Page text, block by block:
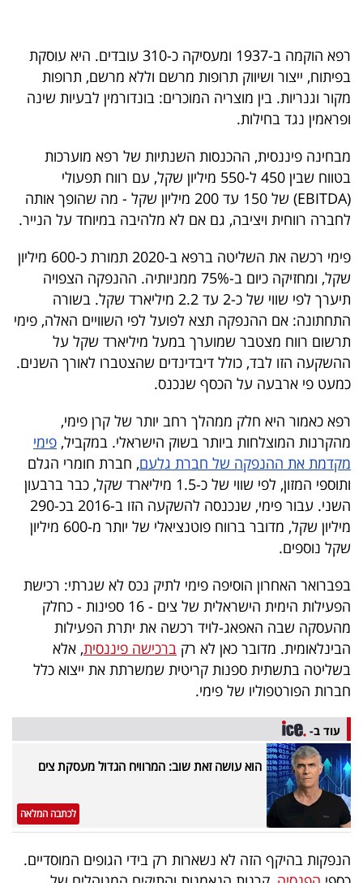
הכלכלי
פודקאסט
40
UNDER
40
פעולה
דרושים
ניוזלטרים
מייל
אדום
פרסמו
באייס
עקבו
אחרינו:
רפא הוקמה ב-1937 ומעסיקה כ-310 עובדים. היא עוסקת
בפיתוח, ייצור ושיווק תרופות מרשם וללא מרשם, תרופות
מקור וגנריות. בין מוצריה המוכרים: בונדורמין לבעיות שינה
ופראמין נגד בחילות.
מבחינה פיננסית, ההכנסות השנתיות של רפא מוערכות
בטווח שבין 450 ל-550 מיליון שקל, עם רווח תפעולי
(EBITDA) של 150 עד 200 מיליון שקל - מה שהופך אותה
לחברה רווחית ויציבה, גם אם לא מלהיבה במיוחד על הנייר.
פימי רכשה את השליטה ברפא ב-2020 תמורת כ-600 מיליון
שקל, ומחזיקה כיום ב-75% ממניותיה. ההנפקה הצפויה
תיערך לפי שווי של כ-2 עד 2.2 מיליארד שקל. בשורה
התחתונה: אם ההנפקה תצא לפועל לפי השוויים האלה, פימי
תרשום רווח מצטבר שמוערך במעל מיליארד שקל על
ההשקעה הזו לבד, כולל דיבדינדים שהצטברו לאורך השנים.
כמעט פי ארבעה על הכסף שנכנס.
רפא כאמור היא חלק ממהלך רחב יותר של קרן פימי,
מהקרנות המוצלחות ביותר בשוק הישראלי. במקביל, פימי
מקדמת את ההנפקה של חברת גלעם, חברת חומרי הגלם
ותוספי המזון, לפי שווי של כ-1.5 מיליארד שקל, כבר ברבעון
השני. עבור פימי, שנכנסה להשקעה הזו ב-2016 בכ-290
מיליון שקל, מדובר ברווח פוטנציאלי של יותר מ-600 מיליון
שקל נוספים.
בפברואר האחרון הוסיפה פימי לתיק נכס לא שגרתי: רכישת
הפעילות הימית הישראלית של צים - 16 ספינות - כחלק
מהעסקה שבה האפאג-לויד רכשה את יתרת הפעילות
הבינלאומית. מדובר כאן לא רק ברכישה פיננסית, אלא
בשליטה בתשתית ספנות קריטית שמשרתת את ייצוא כלל
חברות הפורטפוליו של פימי.
עוד ב-
הוא עושה זאת שוב: המרוויח הגדול מעסקת צים
לכתבה המלאה
הנפקות בהיקף הזה לא נשארות רק בידי הגופים המוסדיים.